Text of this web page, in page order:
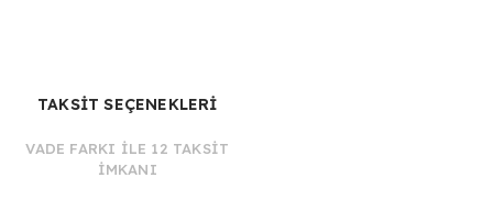
TAKSİT SEÇENEKLERİ
VADE FARKI İLE 12 TAKSİT
İMKANI